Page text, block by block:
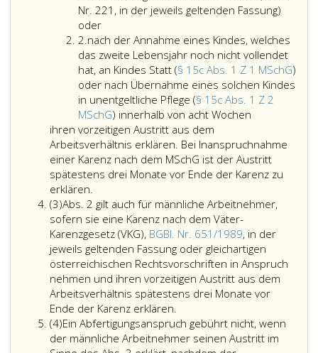
bezieht;
des
gemäß
Paragraph
138,
ASVG
während
eines
gemäß
Paragraph
ASVG
Invalidität
(Paragraph
255,
ASVG).
Paragraphen
b
und
13c
auch
bei
Inanspruchnahme
einer
Alterspension
im
Anschluss
den
Bezug
von
Überbrückungsgeld.
der
gemäß
Paragraph
13
b
und
Vorliegen
von
mindestens
260
Beschäftigungswochen
auf
die
Hälfte
der
zustehenden
Abfertigung
(Paragraphen
b,
Absatz
Nr. 221, in der jeweils geltenden Fassung)
odernach
der
Geburt
eines
lebenden
Kindes
innerhalb
der
Schutzfrist
(Paragraph
5,
eins,
des
Mutterschutzgesetzes 1979
–
MSchG,
Bundesgesetzblatt
Nr. 221,
in
der
jeweils
2.Ziffer
2
nach der Annahme eines Kindes, welches
das zweite Lebensjahr noch nicht vollendet
hat, an Kindes Statt (§ 15c Abs. 1 Z 1 MSchG)
oder nach Übernahme eines solchen Kindes
in unentgeltliche Pflege (§ 15c Abs. 1 Z 2
MSchG) innerhalb von acht Wochen
Annahme
eines
Kindes,
das
Lebensjahr
noch
nicht
vollendet
hat,
Kindes
Statt
ihren vorzeitigen Austritt aus dem
Arbeitsverhältnis erklären. Bei Inanspruchnahme
einer Karenz nach dem MSchG ist der Austritt
spätestens drei Monate vor Ende der Karenz zu
erklären.
(3)Absatz
3
Abs. 2 gilt auch für männliche Arbeitnehmer,
sofern sie eine Karenz nach dem Väter-
Karenzgesetz (VKG), BGBl. Nr. 651/1989, in der
jeweils geltenden Fassung oder gleichartigen
österreichischen Rechtsvorschriften in Anspruch
nehmen und ihren vorzeitigen Austritt aus dem
Arbeitsverhältnis spätestens drei Monate vor
Ende der Karenz erklären.
2,
gilt
(4)Absatz
4
Ein Abfertigungsanspruch gebührt nicht, wenn
der männliche Arbeitnehmer seinen Austritt im